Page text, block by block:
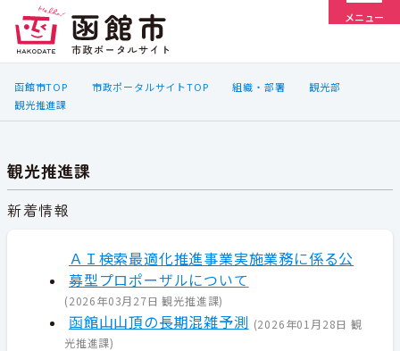
メニュー
函館市TOP 市政ポータルサイトTOP 組織・部署
観光部
観光推進課
観光推進課
新着情報
ＡＩ検索最適化推進事業実施業務に係る公
募型プロポーザルについて
(2026年03月27日 観光推進課)
函館山山頂の長期混雑予測 (2026年01月28日 観
光推進課)